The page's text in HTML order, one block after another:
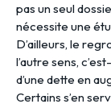
pas un seul
nécessite une
D’ailleurs, le
l’autre sens,
d’une dette en
Certains s’en